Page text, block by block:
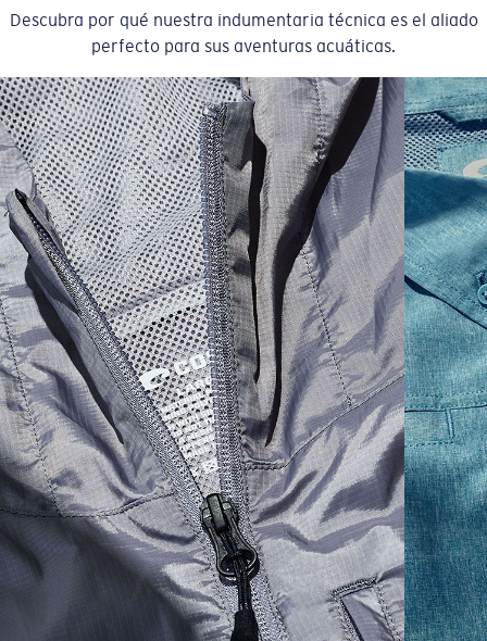
SIZES 1. WAIST 2. LENGTH 3. FRONT RISE 4. THIGH WIDE
30 35 1/2 20 11 7/8 13 5/8
32 36 1/2 20 1/4 11 7/8 13 7/8
34 37 1/2 20 1/2 12 1/8 14 1/8
36 39 1/2 21 12 7/8 15 5/8
38 41 1/2 21 1/2 13 1/8 15 1/8
40 43 1/2 22 13 7/8 15 5/8
Descubra por qué nuestra indumentaria técnica es el aliado
perfecto para sus aventuras acuáticas.